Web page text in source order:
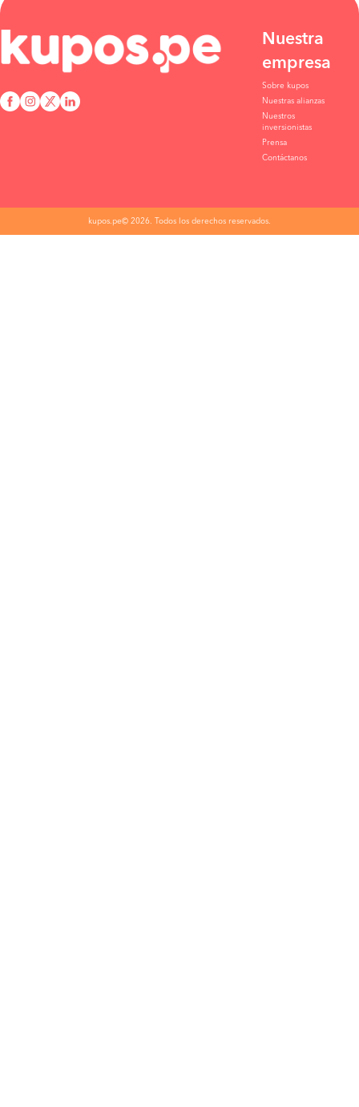
Nuestra
empresa
Sobre kupos
Nuestras alianzas
Nuestros
inversionistas
Prensa
Contáctanos
kupos.pe© 2026. Todos los derechos reservados.